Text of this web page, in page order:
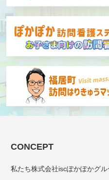
CONCEPT
私たち株式会社iscぽかぽかグ